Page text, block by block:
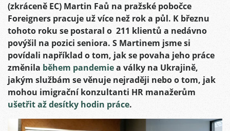
(zkráceně EC) Martin Faů na pražské pobočce
Foreigners pracuje už více než rok a půl. K březnu
tohoto roku se postaral o 211 klientů a nedávno
povýšil na pozici seniora. S Martinem jsme si
povídali například o tom, jak se povaha jeho práce
změnila během pandemiea války na Ukrajině,
jakým službám se věnuje nejraději nebo o tom, jak
mohou imigrační konzultanti HR manažerům
ušetřit až desítky hodin práce.